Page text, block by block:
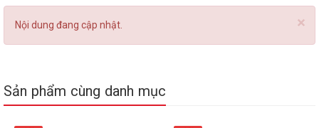
×
Nội dung đang cập nhật.
Sản phẩm cùng danh mục